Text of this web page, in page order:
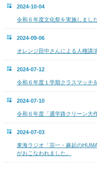
2024-10-04
令和６年度文化祭を実施しました
2024-09-06
オレンジ田中さんによる人権講
2024-07-12
令和６年度１学期クラスマッチ
2024-07-10
令和６年度「通学路クリーン大
2024-07-03
東海ラジオ「宗一・麻起の
がおこなわれました。